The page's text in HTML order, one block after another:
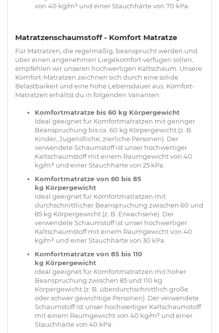
von 40 kg/m³ und einer Stauchhärte von 70 kPa.
Matratzenschaumstoff - Komfort Matratze
Für Matratzen, die regelmäßig, beansprucht werden und
über einen angenehmen Liegekomfort verfügen sollen,
empfehlen wir unseren hochwertigen Kaltschaum. Unsere
Komfort-Matratzen zeichnen sich durch eine solide
Belastbarkeit und eine hohe Lebensdauer aus. Komfort-
Matratzen erhältst du in folgenden Varianten:
Komfortmatratze bis 60 kg Körpergewicht
Ideal geeignet für Komfortmatratzen mit geringer
Beanspruchung bis ca. 60 kg Körpergewicht (z. B.
Kinder, Jugendliche, zierliche Personen). Der
verwendete Schaumstoff ist unser hochwertiger
Kaltschaumstoff mit einem Raumgewicht von 40
kg/m³ und einer Stauchhärte von 25 kPa.
Komfortmatratze von 60 bis 85
kg Körpergewicht
Ideal geeignet für Komfortmatratzen mit
durchschnittlicher Beanspruchung zwischen 60 und
85 kg Körpergewicht (z. B. Erwachsene). Der
verwendete Schaumstoff ist unser hochwertiger
Kaltschaumstoff mit einem Raumgewicht von 40
kg/m³ und einer Stauchhärte von 30 kPa.
Komfortmatratze von 85 bis 110
kg Körpergewicht
Ideal geeignet für Komfortmatratzen mit hoher
Beanspruchung zwischen 85 und 110 kg
Körpergewicht (z. B. überdurchschnittlich große
oder schwer gewichtige Personen). Der verwendete
Schaumstoff ist unser hochwertiger Kaltschaumstoff
mit einem Raumgewicht von 40 kg/m³ und einer
Stauchhärte von 40 kPa.